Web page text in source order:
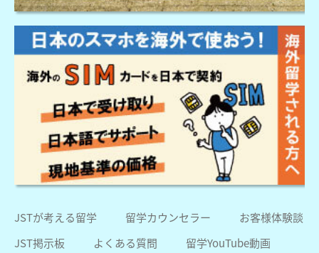
JSTが考える留学 留学カウンセラー
お客様体験談
JST掲示板
よくある質問
留学YouTube動画